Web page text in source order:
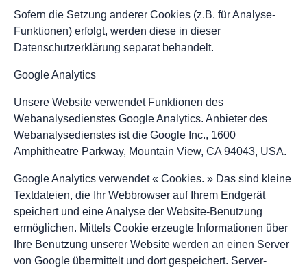
Sofern die Setzung anderer Cookies (z.B. für Analyse-
Funktionen) erfolgt, werden diese in dieser
Datenschutzerklärung separat behandelt.
Google Analytics
Unsere Website verwendet Funktionen des
Webanalysedienstes Google Analytics. Anbieter des
Webanalysedienstes ist die Google Inc., 1600
Amphitheatre Parkway, Mountain View, CA 94043, USA.
Google Analytics verwendet « Cookies. » Das sind kleine
Textdateien, die Ihr Webbrowser auf Ihrem Endgerät
speichert und eine Analyse der Website-Benutzung
ermöglichen. Mittels Cookie erzeugte Informationen über
Ihre Benutzung unserer Website werden an einen Server
von Google übermittelt und dort gespeichert. Server-